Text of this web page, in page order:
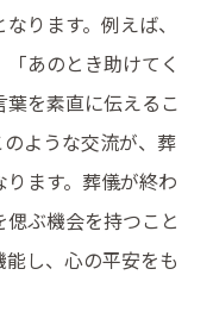
ります。例えば、
あのとき助けてく
を素直に伝えるこ
ような交流が、葬
ます。葬儀が終わ
ぶ機会を持つこと
し、心の平安をも